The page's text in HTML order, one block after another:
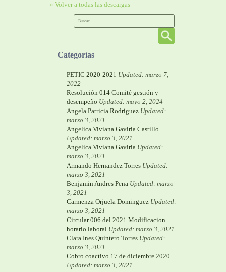
« Volver a todas las descargas
Categorías
PETIC 2020-2021 Updated: marzo 7,
2022
Resolución 014 Comité gestión y
desempeño Updated: mayo 2, 2024
Angela Patricia Rodriguez Updated:
marzo 3, 2021
Angelica Viviana Gaviria Castillo
Updated: marzo 3, 2021
Angelica Viviana Gaviria Updated:
marzo 3, 2021
Armando Hernandez Torres Updated:
marzo 3, 2021
Benjamin Andres Pena Updated: marzo
3, 2021
Carmenza Orjuela Dominguez Updated:
marzo 3, 2021
Circular 006 del 2021 Modificacion
horario laboral Updated: marzo 3, 2021
Clara Ines Quintero Torres Updated:
marzo 3, 2021
Cobro coactivo 17 de diciembre 2020
Updated: marzo 3, 2021